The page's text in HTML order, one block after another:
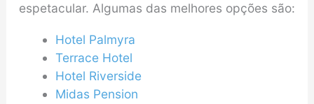
espetacular. Algumas das melhores opções são:
Hotel Palmyra
Terrace Hotel
Hotel Riverside
Midas Pension